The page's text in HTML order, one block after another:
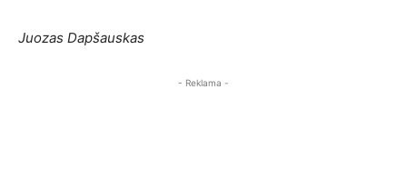
Juozas Dapšauskas
- Reklama -